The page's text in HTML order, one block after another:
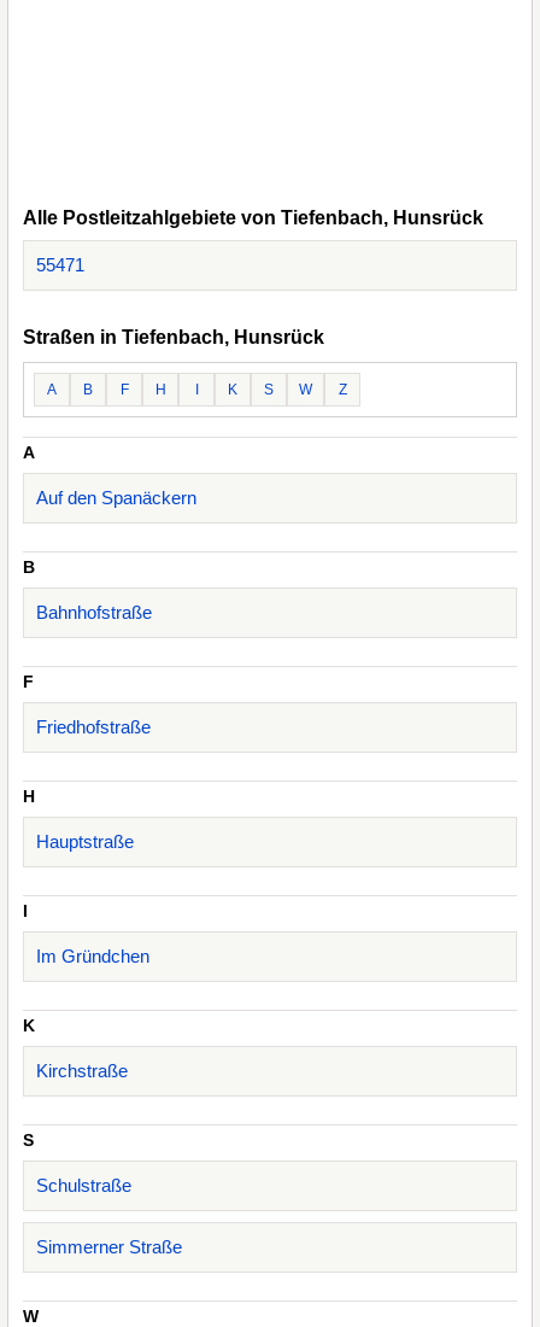
Alle Postleitzahlgebiete von Tiefenbach, Hunsrück
55471
Straßen in Tiefenbach, Hunsrück
A B F H K S W Z
A
Auf den Spanäckern
B
Bahnhofstraße
F
Friedhofstraße
H
Hauptstraße
I
Im Gründchen
K
Kirchstraße
S
Schulstraße
Simmerner Straße
W